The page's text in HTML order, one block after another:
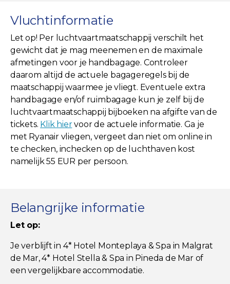
Vluchtinformatie
Let op! Per luchtvaartmaatschappij verschilt het
gewicht dat je mag meenemen en de maximale
afmetingen voor je handbagage. Controleer
daarom altijd de actuele bagageregels bij de
maatschappij waarmee je vliegt. Eventuele extra
handbagage en/of ruimbagage kun je zelf bij de
luchtvaartmaatschappij bijboeken na afgifte van de
tickets. Klik hiervoor de actuele informatie. Ga je
met Ryanair vliegen, vergeet dan niet om online in
te checken, inchecken op de luchthaven kost
namelijk 55 EUR per persoon.
Belangrijke informatie
Let op:
Je verblijft in 4* Hotel Monteplaya & Spa in Malgrat
de Mar, 4* Hotel Stella & Spa in Pineda de Mar of
een vergelijkbare accommodatie.